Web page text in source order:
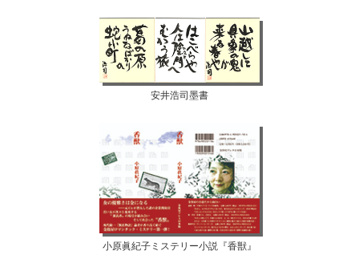
安井浩司墨書
小原眞紀子ミステリー小説『香獣』